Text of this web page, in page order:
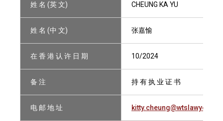
姓 名 (英 文) CHEUNG KA YU
姓 名 (中 文) 张嘉愉
在 香 港 认 许 日 期 10/2024
备 注 持 有 执 业 证 书
电 邮 地 址